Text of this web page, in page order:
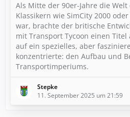
Als Mitte der 90er-Jahre die
Klassikern wie SimCity 2000
war, brachte der britische
mit Transport Tycoon einen
auf ein spezielles, aber
konzentrierte: den Aufbau und
Transportimperiums.
Stepke
11. September 2025 um 21:59